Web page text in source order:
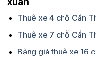
Thuê xe 4 chỗ Cần
Thuê xe 7 chỗ Cần
Bảng giá thuê xe 16